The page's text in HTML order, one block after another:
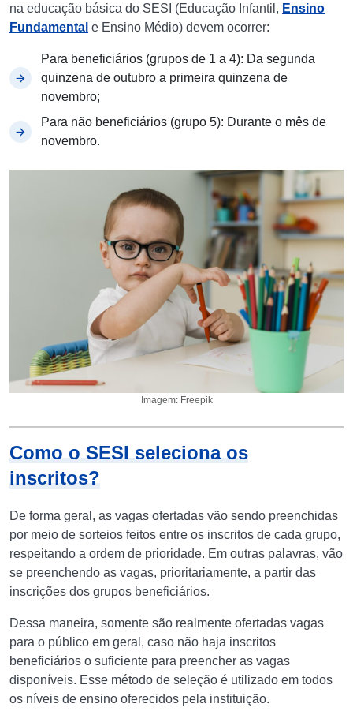
na educação básica do SESI (Educação Infantil, Ensino
Fundamental e Ensino Médio) devem ocorrer:
Para beneficiários (grupos de 1 a 4): Da segunda
quinzena de outubro a primeira quinzena de
novembro;
Para não beneficiários (grupo 5): Durante o mês de
novembro.
Imagem: Freepik
Como o SESI seleciona os
inscritos?
De forma geral, as vagas ofertadas vão sendo preenchidas
por meio de sorteios feitos entre os inscritos de cada grupo,
respeitando a ordem de prioridade. Em outras palavras, vão
se preenchendo as vagas, prioritariamente, a partir das
inscrições dos grupos beneficiários.
Dessa maneira, somente são realmente ofertadas vagas
para o público em geral, caso não haja inscritos
beneficiários o suficiente para preencher as vagas
disponíveis. Esse método de seleção é utilizado em todos
os níveis de ensino oferecidos pela instituição.